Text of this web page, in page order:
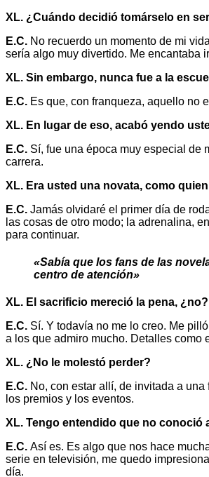
XL. ¿Cuándo decidió tomárselo en
E.C. No recuerdo un momento de mi
sería algo muy divertido. Me encantaba
XL. Sin embargo, nunca fue a la
E.C. Es que, con franqueza, aquello no
XL. En lugar de eso, acabó yendo
E.C. Sí, fue una época muy especial de
carrera.
XL. Era usted una novata, como
E.C. Jamás olvidaré el primer día de
las cosas de otro modo; la adrenalina,
para continuar.
«Sabía que los fans de las
centro de atención»
XL. El sacrificio mereció la pena,
E.C. Sí. Y todavía no me lo creo. Me
a los que admiro mucho. Detalles como
XL. ¿No le molestó perder?
E.C. No, con estar allí, de invitada a
los premios y los eventos.
XL. Tengo entendido que no conoció
E.C. Así es. Es algo que nos hace
serie en televisión, me quedo
día.